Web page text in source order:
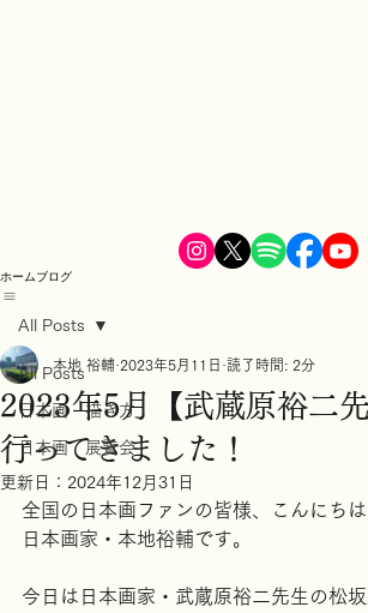
All Posts
日本画 描き方
日本画 展覧会
All Posts
2023年5月【武蔵原裕二先
行ってきました！
本地 裕輔 2023年5月11日 読了時間: 2分
更新日：2024年12月31日
全国の日本画ファンの皆様、こんにちは